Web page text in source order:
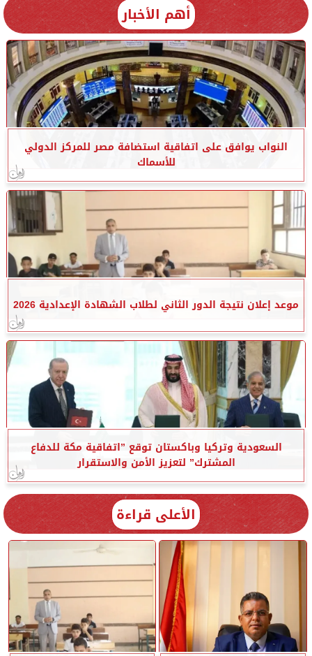
أهم الأخبار
النواب يوافق على اتفاقية استضافة مصر للمركز الدولي
للأسماك
موعد إعلان نتيجة الدور الثاني لطلاب الشهادة الإعدادية 2026
السعودية وتركيا وباكستان توقع ”اتفاقية مكة للدفاع
المشترك” لتعزيز الأمن والاستقرار
الأعلى قراءة